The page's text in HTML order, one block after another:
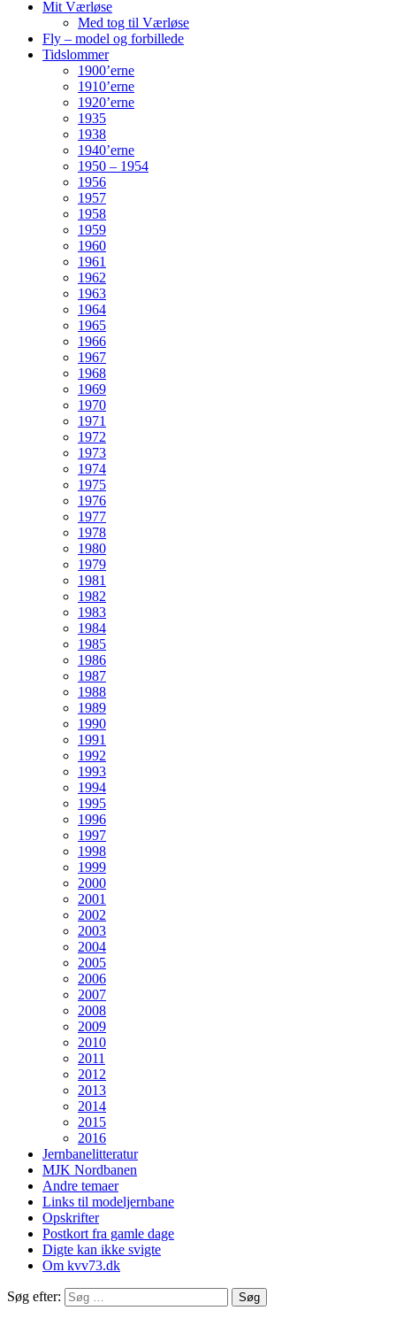
Mit Værløse
Med tog til Værløse
Fly – model og forbillede
Tidslommer
1900’erne
1910’erne
1920’erne
1935
1938
1940’erne
1950 – 1954
1956
1957
1958
1959
1960
1961
1962
1963
1964
1965
1966
1967
1968
1969
1970
1971
1972
1973
1974
1975
1976
1977
1978
1980
1979
1981
1982
1983
1984
1985
1986
1987
1988
1989
1990
1991
1992
1993
1994
1995
1996
1997
1998
1999
2000
2001
2002
2003
2004
2005
2006
2007
2008
2009
2010
2011
2012
2013
2014
2015
2016
Jernbanelitteratur
MJK Nordbanen
Andre temaer
Links til modeljernbane
Opskrifter
Postkort fra gamle dage
Digte kan ikke svigte
Om kvv73.dk
Søg efter: